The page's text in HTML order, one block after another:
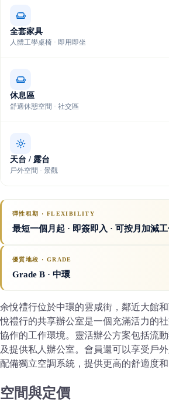
全套家具
人體工學桌椅 · 即用即坐
休息區
舒適休憩空間 · 社交區
天台 / 露台
戶外空間 · 景觀
彈性租期 · FLEXIBILITY
最短一個月起 · 即簽即入 · 可按月加減
優質地段 · GRADE
Grade B · 中環
余悅禮行位於中環的雲咸街，鄰近大館
悅禮行的共享辦公室是一個充滿活力的
協作的工作環境。靈活辦公方案包括流
及提供私人辦公室。會員還可以享受戶
配備獨立空調系統，提供更高的舒適度和
空間與定價